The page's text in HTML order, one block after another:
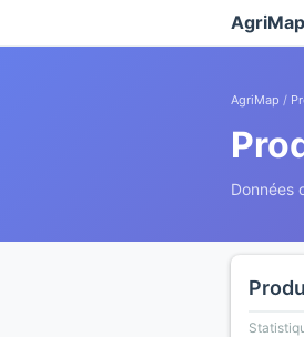
AgriMap
AgriMap /
Données
Panneau de gestion des cookies